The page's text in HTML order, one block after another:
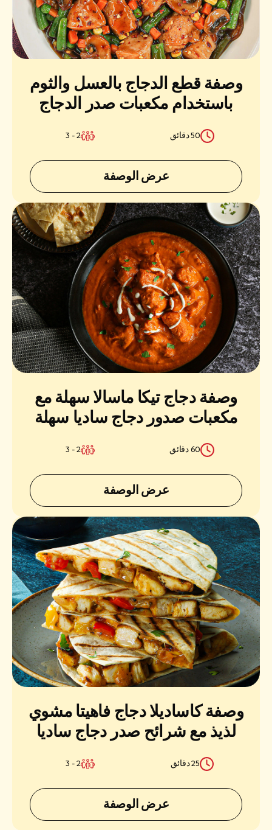
وصفة قطع الدجاج بالعسل والثوم
باستخدام مكعبات صدر الدجاج
السهلة والعصرية من سادية
50 دقائق 2 - 3
عرض الوصفة
وصفة دجاج تيكا ماسالا سهلة مع
مكعبات صدور دجاج ساديا سهلة
60 دقائق 2 - 3
عرض الوصفة
وصفة كاساديلا دجاج فاهيتا مشوي
لذيذ مع شرائح صدر دجاج ساديا
25 دقائق 2 - 3
عرض الوصفة